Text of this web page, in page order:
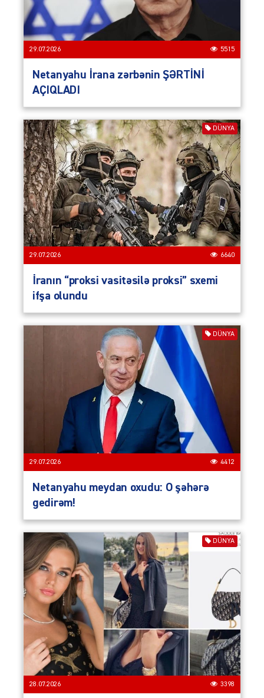
29.07.2026 5515
Netanyahu İrana zərbənin ŞƏRTİNİ
AÇIQLADI
DÜNYA
29.07.2026 6640
İranın “proksi vasitəsilə proksi” sxemi
ifşa olundu
DÜNYA
29.07.2026 4412
Netanyahu meydan oxudu: O şəhərə
gedirəm!
DÜNYA
28.07.2026 3398